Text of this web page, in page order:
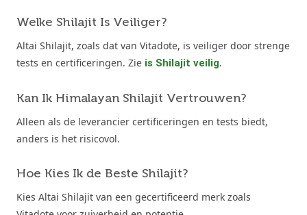
Welke Shilajit Is Veiliger?
Altai Shilajit, zoals dat van Vitadote, is veiliger door strenge
tests en certificeringen. Zie is Shilajit veilig.
Kan Ik Himalayan Shilajit Vertrouwen?
Alleen als de leverancier certificeringen en tests biedt,
anders is het risicovol.
Hoe Kies Ik de Beste Shilajit?
Kies Altai Shilajit van een gecertificeerd merk zoals